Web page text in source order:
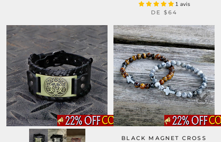
1 avis
DE $64
BLACK MAGNET CROSS